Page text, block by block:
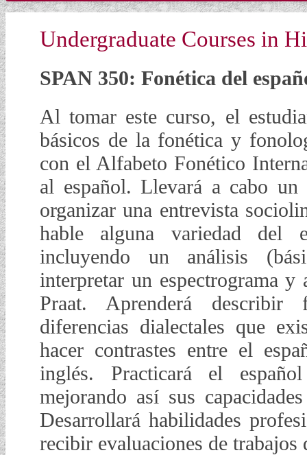
Undergraduate Courses in
SPAN 350: Fonética del
Al tomar este curso, el
básicos de la fonética y
con el Alfabeto Fonético
al español. Llevará a cabo
organizar una entrevista
hable alguna variedad del
incluyendo un análisis
interpretar un espectrograma
Praat. Aprenderá describir
diferencias dialectales que
hacer contrastes entre el
inglés. Practicará el
mejorando así sus
Desarrollará habilidades
recibir evaluaciones de trabajos